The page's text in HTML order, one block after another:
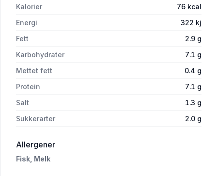
Kalorier 76 kcal
Energi
322 kj
Fett
2.9 g
Karbohydrater
7.1 g
Mettet fett
0.4 g
Protein
7.1 g
Salt
1.3 g
Sukkerarter
2.0 g
Allergeneri 'Hysekaker 1kg Petters Sjømat'
Fisk, Melk